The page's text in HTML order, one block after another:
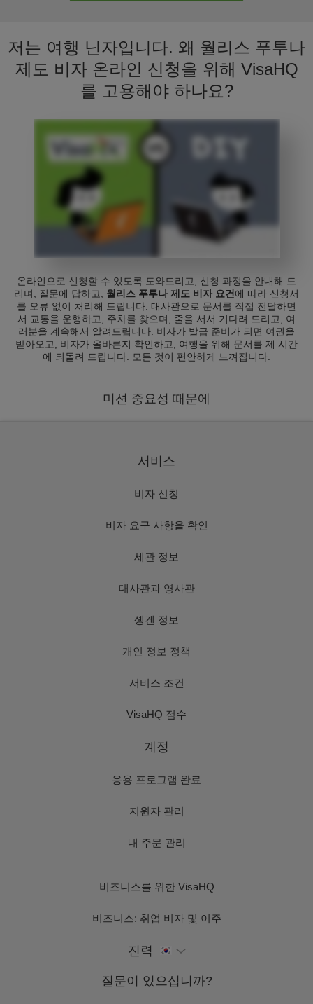
저는 여행 닌자입니다. 왜 월리스 푸투나
제도 비자 온라인 신청을 위해 VisaHQ
를 고용해야 하나요?
온라인으로 신청할 수 있도록 도와드리고, 신청 과정을 안내해 드
리며, 질문에 답하고, 월리스 푸투나 제도 비자 요건 에 따라 신청서
를 오류 없이 처리해 드립니다. 대사관으로 문서를 직접 전달하면
서 교통을 운행하고, 주차를 찾으며, 줄을 서서 기다려 드리고, 여
러분을 계속해서 알려드립니다. 비자가 발급 준비가 되면 여권을
받아오고, 비자가 올바른지 확인하고, 여행을 위해 문서를 제 시간
에 되돌려 드립니다. 모든 것이 편안하게 느껴집니다.
미션 중요성 때문에
서비스
비자 신청
비자 요구 사항을 확인
세관 정보
대사관과 영사관
솅겐 정보
개인 정보 정책
서비스 조건
VisaHQ 점수
계정
응용 프로그램 완료
지원자 관리
내 주문 관리
비즈니스를 위한 VisaHQ
비즈니스: 취업 비자 및 이주
진력
질문이 있으십니까?